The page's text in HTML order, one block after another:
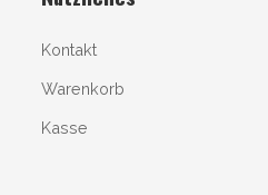
Kontakt
Warenkorb
Kasse